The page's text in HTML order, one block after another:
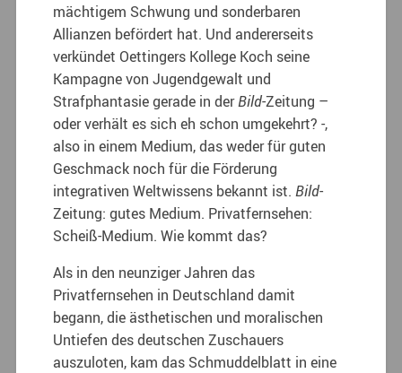
mächtigem Schwung und sonderbaren
Allianzen befördert hat. Und andererseits
verkündet Oettingers Kollege Koch seine
Kampagne von Jugendgewalt und
Strafphantasie gerade in derBild-Zeitung –
oder verhält es sich eh schon umgekehrt? -,
also in einem Medium, das weder für guten
Geschmack noch für die Förderung
integrativen Weltwissens bekannt ist.Bild-
Zeitung: gutes Medium. Privatfernsehen:
Scheiß-Medium. Wie kommt das?
Als in den neunziger Jahren das
Privatfernsehen in Deutschland damit
begann, die ästhetischen und moralischen
Untiefen des deutschen Zuschauers
auszuloten, kam das Schmuddelblatt in eine